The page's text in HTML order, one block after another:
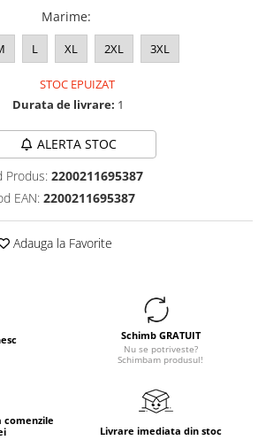
Marime:
L XL 2XL 3XL
STOC EPUIZAT
Durata de livrare: 1
ALERTA STOC
Produs: 2200211695387
EAN: 2200211695387
Adauga la Favorite
Schimb GRATUIT
Nu se potriveste?
Schimbam produsul!
comenzile
Livrare imediata din stoc